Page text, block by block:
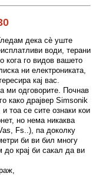
дека сè уште
води, терани
кога го видов вашето
ни електрониката,
кај вас.
ми одговорите. Почнав
како драјвер Simsonik
тоа се сите ознаки кои
но нема никаква
Fs..), па доколку
би ви бил многу
до крај би сакал да ви